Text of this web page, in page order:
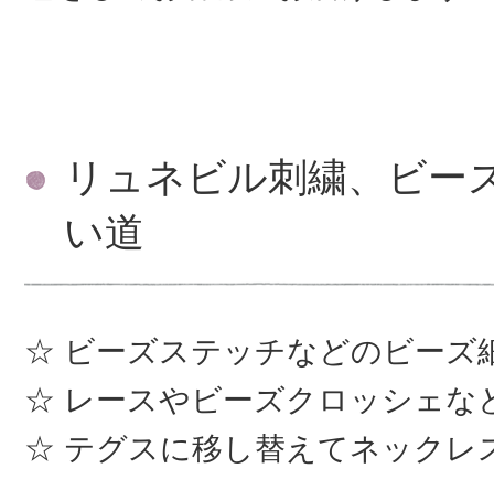
リュネビル刺繍、ビー
い道
ビーズステッチなどのビーズ
レースやビーズクロッシェな
テグスに移し替えてネックレ